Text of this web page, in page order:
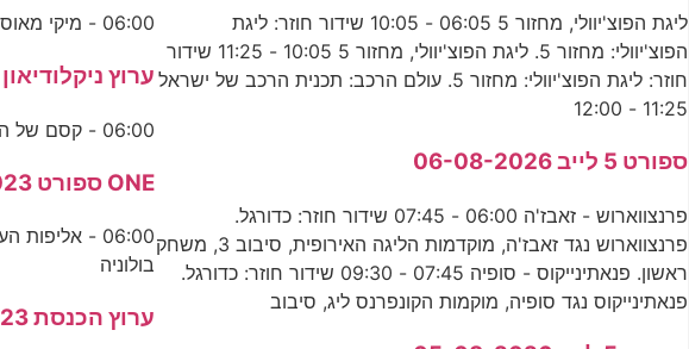
ליגת הפוצ'יוולי, מחזור 5 06:05 - 10:05 שידור חוזר: ליגת
הפוצ'יוולי: מחזור 5. ליגת הפוצ'יוולי, מחזור 5 10:05 - 11:25 שידור
חוזר: ליגת הפוצ'יוולי: מחזור 5. עולם הרכב: תכנית הרכב של ישראל
11:25 - 12:00
ספורט 5 לייב 06-08-2026
פרנצווארוש - זאבז'ה 06:00 - 07:45 שידור חוזר: כדורגל.
פרנצווארוש נגד זאבז'ה, מוקדמות הליגה האירופית, סיבוב 3, משחק
ראשון. פנאתינייקוס - סופיה 07:45 - 09:30 שידור חוזר: כדורגל.
פנאתינייקוס נגד סופיה, מוקמות הקונפרנס ליג, סיבוב
06:00 - מיקי מאוס - כייף של בית - פרק 26 06:25 -
ערוץ ניקלודיאון 11-08-2024
06:00 - קסם של הורים 7 - פרק 111 06:23 - קסם של
ONE ספורט 14-10-2023
בולוניה
ערוץ הכנסת 25-10-2023